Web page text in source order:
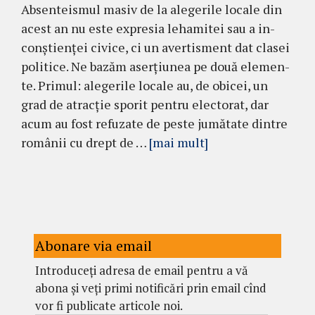
Absenteismul masiv de la alegerile lo­cale din
acest an nu este expresia leha­mitei sau a in­
con­ştienţei civice, ci un aver­tis­ment dat clasei
po­litice. Ne ba­zăm aser­ţiunea pe două ele­men­
te. Primul: ale­gerile locale au, de obicei, un
grad de atrac­ţie sporit pen­tru elec­torat, dar
acum au fost refuzate de peste jumătate dintre
româ­nii cu drept de … [mai mult]
Abonare via email
Introduceți adresa de email pentru a vă
abona și veți primi notificări prin email cînd
vor fi publicate articole noi.